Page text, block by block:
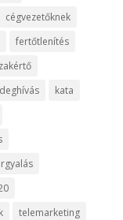
cégvezetőknek
fertőtlenítés
kata
telemarketing